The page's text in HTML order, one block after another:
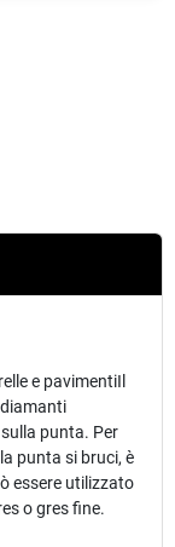
e pavimentiIl
punta. Per
punta si bruci, è
essere utilizzato
o gres fine.